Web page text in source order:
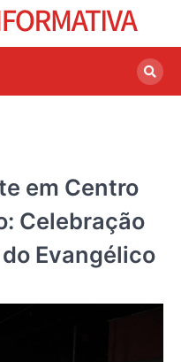
em Centro
Celebração
Evangélico